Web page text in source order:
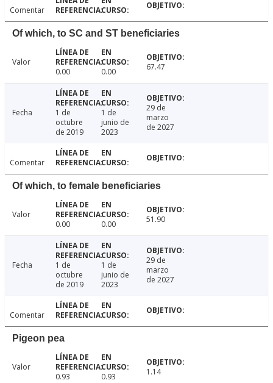
Comentar
Of which, to SC and ST beneficiaries
Valor
0.00
0.00 67.47
Fecha
1 de
octubre
de 2019
1 de
junio de
2023
29 de
marzo
de 2027
Comentar
Of which, to female beneficiaries
Valor
0.00
0.00 51.90
Fecha
1 de
octubre
de 2019
1 de
junio de
2023
29 de
marzo
de 2027
Comentar
Pigeon pea
Valor
0.93
0.93 1.14